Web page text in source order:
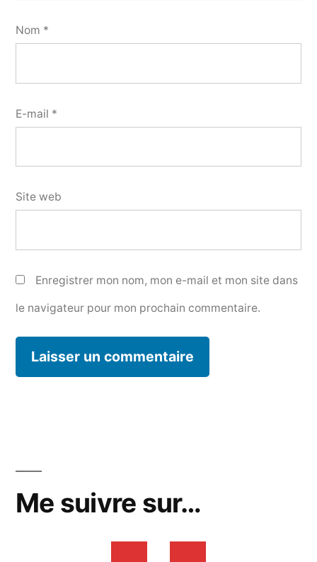
Nom *
E-mail *
Site web
Enregistrer mon nom, mon e-mail et mon site dans
le navigateur pour mon prochain commentaire.
Me suivre sur…